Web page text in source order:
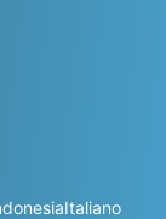
Italiano